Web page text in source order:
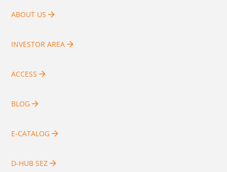
ABOUT US
INVESTOR AREA
ACCESS
BLOG
E-CATALOG
D-HUB SEZ